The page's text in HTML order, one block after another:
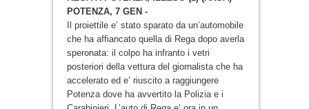
POTENZA, 7 GEN -
Il proiettile e’ stato sparato da un’automobile
che ha affiancato quella di Rega dopo averla
speronata: il colpo ha infranto i vetri
posteriori della vettura del giornalista che ha
accelerato ed e’ riuscito a raggiungere
Potenza dove ha avvertito la Polizia e i